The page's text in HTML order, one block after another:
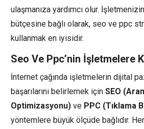
ulaşmanıza yardımcı olur.
bütçesine bağlı olarak, seo ve ppc
kullanmak en iyisidir.
Seo Ve Ppc’nin İşletmelere
İnternet çağında işletmelerin dijital
başarılarını belirlemek için SEO
Optimizasyonu) ve PPC (Tıklama
yöntemlere büyük ölçüde bağlıdır.